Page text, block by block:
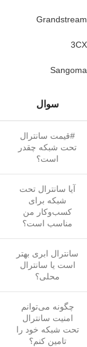
Grandstream
3CX
Sangoma
سوال
#قیمت سانترال
تحت شبکه چقدر
است؟
آیا سانترال تحت
شبکه برای
کسب‌وکار من
مناسب است؟
سانترال ابری بهتر
است یا سانترال
محلی؟
چگونه می‌توانم
امنیت سانترال
تحت شبکه خود را
تامین کنم؟